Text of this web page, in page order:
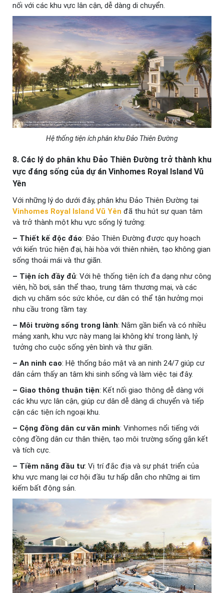
nối với các khu vực lân cận, dễ dàng di chuyển.
Hệ thống tiện ích phân khu Đảo Thiên Đường
8. Các lý do phân khu Đảo Thiên Đường trở thành khu
vực đáng sống của dự án Vinhomes Royal Island Vũ
Yên
Với những lý do dưới đây, phân khu Đảo Thiên Đường tại
Vinhomes Royal Island Vũ Yên đã thu hút sự quan tâm
và trở thành một khu vực sống lý tưởng:
– Thiết kế độc đáo: Đảo Thiên Đường được quy hoạch
với kiến trúc hiện đại, hài hòa với thiên nhiên, tạo không gian
sống thoải mái và thư giãn.
– Tiện ích đầy đủ: Với hệ thống tiện ích đa dạng như công
viên, hồ bơi, sân thể thao, trung tâm thương mại, và các
dịch vụ chăm sóc sức khỏe, cư dân có thể tận hưởng mọi
nhu cầu trong tầm tay.
– Môi trường sống trong lành: Nằm gần biển và có nhiều
mảng xanh, khu vực này mang lại không khí trong lành, lý
tưởng cho cuộc sống yên bình và thư giãn.
– An ninh cao: Hệ thống bảo mật và an ninh 24/7 giúp cư
dân cảm thấy an tâm khi sinh sống và làm việc tại đây.
– Giao thông thuận tiện: Kết nối giao thông dễ dàng với
các khu vực lân cận, giúp cư dân dễ dàng di chuyển và tiếp
cận các tiện ích ngoại khu.
– Cộng đồng dân cư văn minh: Vinhomes nổi tiếng với
cộng đồng dân cư thân thiện, tạo môi trường sống gắn kết
và tích cực.
– Tiềm năng đầu tư: Vị trí đắc địa và sự phát triển của
khu vực mang lại cơ hội đầu tư hấp dẫn cho những ai tìm
kiếm bất động sản.